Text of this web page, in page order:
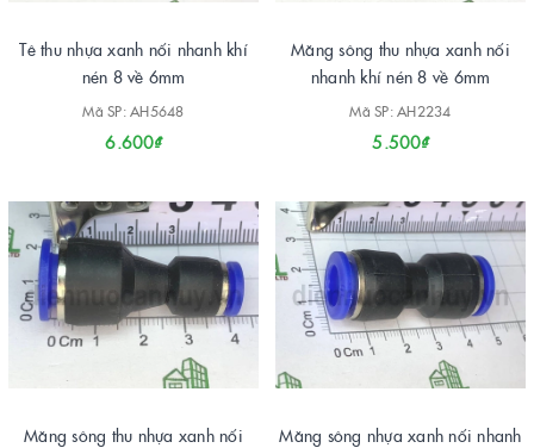
Tê thu nhựa xanh nối nhanh khí
nén 8 về 6mm
Mã SP: AH5648
6.600₫
Măng sông thu nhựa xanh nối
nhanh khí nén 8 về 6mm
Mã SP: AH2234
5.500₫
Măng sông thu nhựa xanh nối
Măng sông nhựa xanh nối nhanh